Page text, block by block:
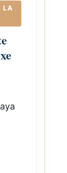
LA